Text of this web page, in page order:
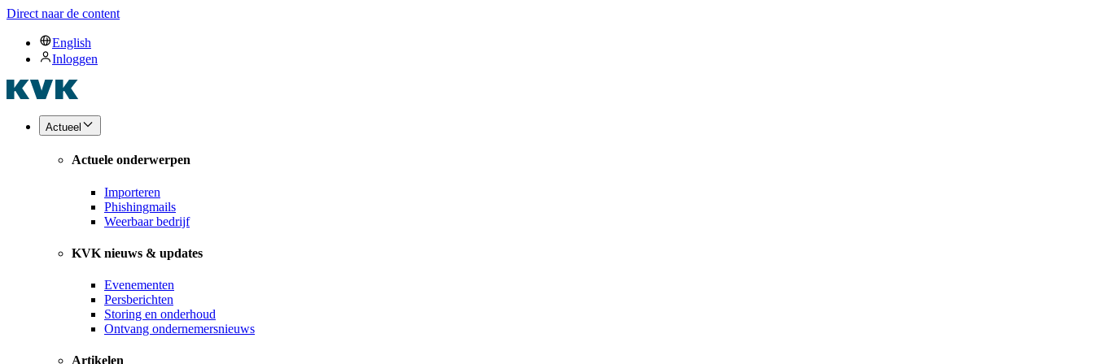
Direct naar de content
English
Inloggen
Actueel
Actuele onderwerpen
Importeren
Phishingmails
Weerbaar bedrijf
KVK nieuws & updates
Evenementen
Persberichten
Storing en onderhoud
Ontvang ondernemersnieuws
Artikelen